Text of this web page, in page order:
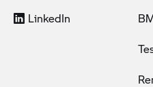
LinkedIn